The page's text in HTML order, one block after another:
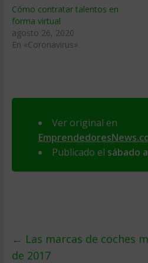
Cómo contratar talentos en
forma virtual
agosto 26, 2020
En «Coronavirus»
Ver original en
Publicado el sábado
← Las marcas de coches
de 2017